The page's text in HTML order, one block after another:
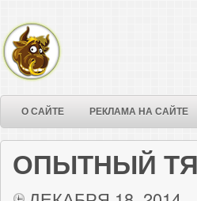
О САЙТЕ РЕКЛАМА НА САЙТЕ
ОПЫТНЫЙ